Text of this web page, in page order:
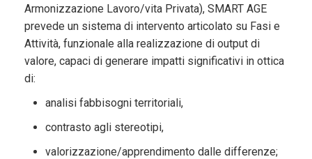
Armonizzazione Lavoro/vita Privata), SMART AGE
prevede un sistema di intervento articolato su Fasi e
Attività, funzionale alla realizzazione di output di
valore, capaci di generare impatti significativi in ottica
di:
analisi fabbisogni territoriali,
contrasto agli stereotipi,
valorizzazione/apprendimento dalle differenze;